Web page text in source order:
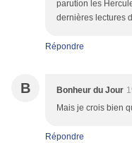
parution les
dernières lectures
Répondre
B Bonheur du Jour
Mais je crois bien
Répondre